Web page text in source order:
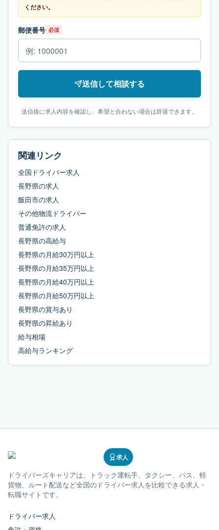
ください。
郵便番号 必須
送信して相談する
送信後に求人内容を確認し、希望と合わない場合は辞退できます。
関連リンク
全国ドライバー求人
長野県の求人
飯田市の求人
その他物流ドライバー
普通免許の求人
長野県の高給与
長野県の月給30万円以上
長野県の月給35万円以上
長野県の月給40万円以上
長野県の月給50万円以上
長野県の賞与あり
長野県の昇給あり
給与相場
高給与ランキング
求人
ドライバーズキャリアは、トラック運転手、タクシー、バス、軽
貨物、ルート配送など全国のドライバー求人を比較できる求人・
転職サイトです。
ドライバー求人